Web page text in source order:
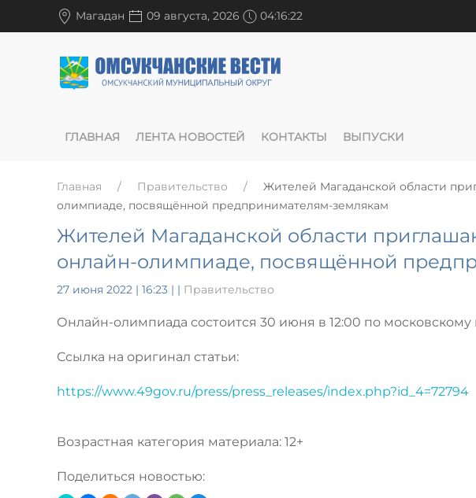
Магадан 09 августа, 2026 04:16:23
ГЛАВНАЯ ЛЕНТА НОВОСТЕЙ КОНТАКТЫ ВЫПУСКИ
Главная Правительство
Жителей Магаданской области
олимпиаде, посвящённой предпринимателям-землякам
Жителей Магаданской области
онлайн-олимпиаде, посвящённой
27 июня 2022 | 16:23 | | Правительство
Онлайн-олимпиада состоится 30 июня в 12:00 по
Ссылка на оригинал статьи:
https://www.49gov.ru/press/press_releases/index.php?id_4=72794
Возрастная категория материала: 12+
Поделиться новостью: